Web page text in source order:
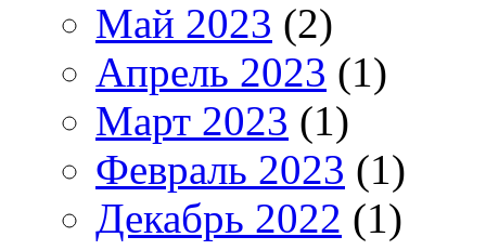
Май 2023 (2)
Апрель 2023 (1)
Март 2023 (1)
Февраль 2023 (1)
Декабрь 2022 (1)